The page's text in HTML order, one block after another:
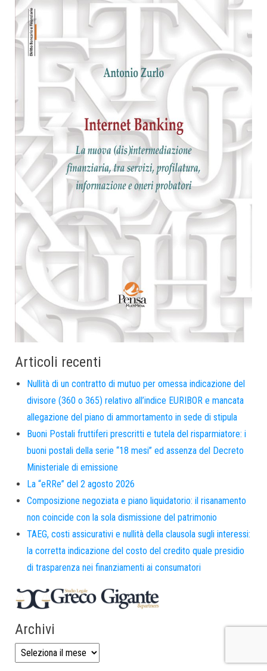
Articoli recenti
Nullità di un contratto di mutuo per omessa indicazione del
divisore (360 o 365) relativo all’indice EURIBOR e mancata
allegazione del piano di ammortamento in sede di stipula
Buoni Postali fruttiferi prescritti e tutela del risparmiatore: i
buoni postali della serie “18 mesi” ed assenza del Decreto
Ministeriale di emissione
La “eRRe” del 2 agosto 2026
Composizione negoziata e piano liquidatorio: il risanamento
non coincide con la sola dismissione del patrimonio
TAEG, costi assicurativi e nullità della clausola sugli interessi:
la corretta indicazione del costo del credito quale presidio
di trasparenza nei finanziamenti ai consumatori
Archivi